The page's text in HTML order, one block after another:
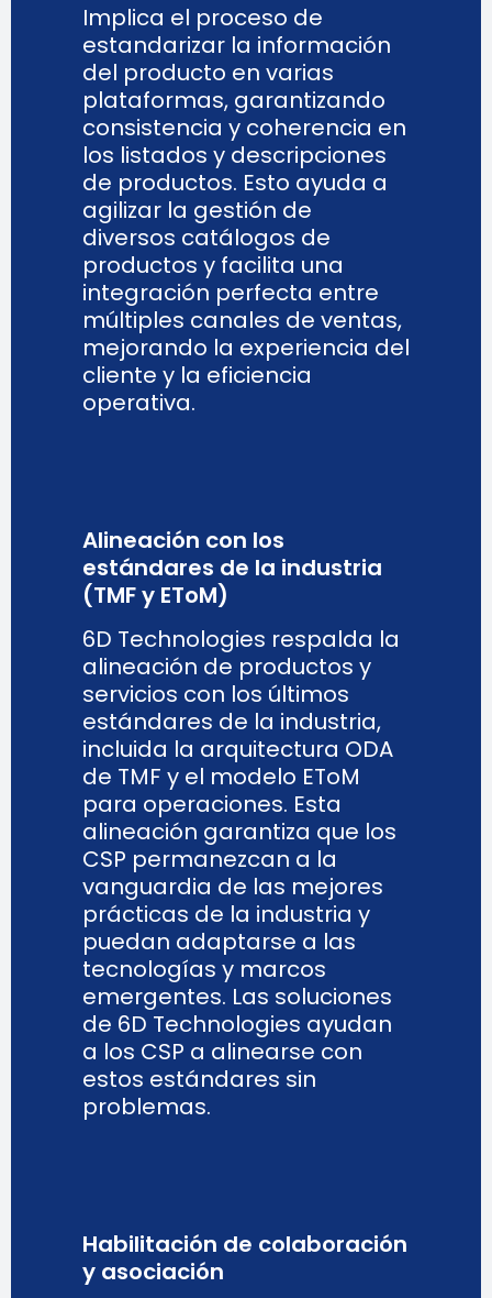
Implica el proceso de
estandarizar la información
del producto en varias
plataformas, garantizando
consistencia y coherencia en
los listados y descripciones
de productos. Esto ayuda a
agilizar la gestión de
diversos catálogos de
productos y facilita una
integración perfecta entre
múltiples canales de ventas,
mejorando la experiencia del
cliente y la eficiencia
operativa.
Alineación con los
estándares de la industria
(TMF y EToM)
6D Technologies respalda la
alineación de productos y
servicios con los últimos
estándares de la industria,
incluida la arquitectura ODA
de TMF y el modelo EToM
para operaciones. Esta
alineación garantiza que los
CSP permanezcan a la
vanguardia de las mejores
prácticas de la industria y
puedan adaptarse a las
tecnologías y marcos
emergentes. Las soluciones
de 6D Technologies ayudan
a los CSP a alinearse con
estos estándares sin
problemas.
Habilitación de colaboración
y asociación